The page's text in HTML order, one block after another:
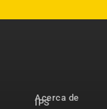
Acerca de
IPS